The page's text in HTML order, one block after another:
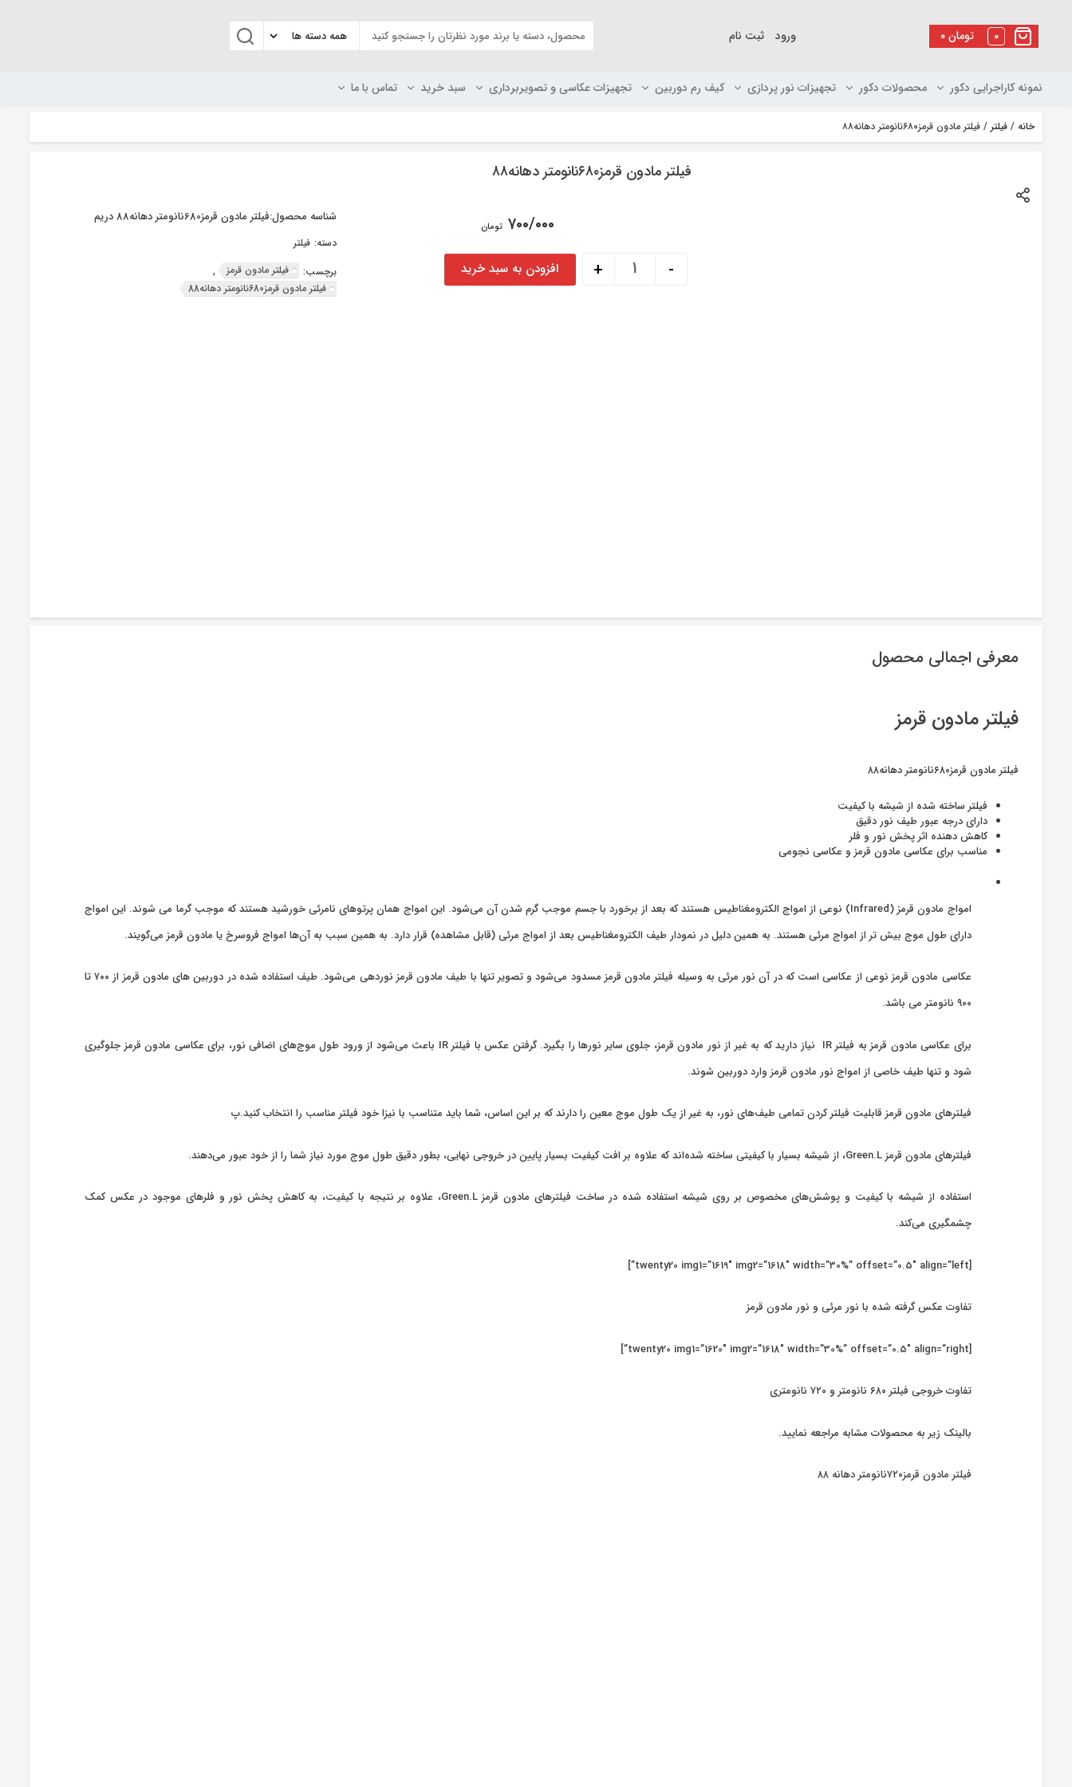
۰تومان 0 ورود ثبت نام
نمونه کاراجرایی دکور محصولات دکور تجهیزات نور پردازی کیف رم دوربین تجهیزات عکاسی و تصویربرداری سبد خرید تماس با ما
خانه / فیلتر / فیلتر مادون قرمز۶۸۰نانومتر دهانه۸۸
فیلتر مادون قرمز۶۸۰نانومتر دهانه۸۸
۷۰۰/۰۰۰ تومان
فیلتر مادون قرمز680نانومتر دهانه88 عدد
-
+ افزودن به سبد خرید
شناسه محصول:فیلتر مادون قرمز680نانومتر دهانه88 دریم
دسته: فیلتر
برچسب:
فیلتر مادون قرمز
,
فیلتر مادون قرمز680نانومتر دهانه88
معرفی اجمالی محصول
فیلتر مادون قرمز
فیلتر مادون قرمز۶۸۰نانومتر دهانه۸۸
فیلتر ساخته شده از شیشه با کیفیت
دارای درجه عبور طیف نور دقیق
کاهش دهنده اثر پخش نور و فلر
مناسب برای عکاسی مادون قرمز و عکاسی نجومی
امواج مادون قرمز (Infrared) نوعی از امواج الکترومغناطیس هستند که بعد از برخورد با جسم موجب گرم شدن آن می‌شود. این امواج همان پرتوهای نامرئی خورشید هستند که موجب گرما می شوند. این امواج
دارای طول موج بیش تر از امواج مرئی هستند. به همین دلیل در نمودار طیف الکترومغناطیس بعد از امواج مرئی (قابل مشاهده) قرار دارد. به همین سبب به آن‌ها امواج فروسرخ یا مادون قرمز می‌گویند.
عکاسی مادون قرمز نوعی از عکاسی است که در آن نور مرئی به وسیله فیلتر مادون قرمز مسدود می‌شود و تصویر تنها با طیف مادون قرمز نوردهی می‌شود. طیف استفاده شده در دوربین های مادون قرمز از ۷۰۰ تا
۹۰۰ نانومتر می باشد.
برای عکاسی مادون قرمز به فیلتر IR نیاز دارید که به غیر از نور مادون قرمز، جلوی سایر نورها را بگیرد. گرفتن عکس با فیلتر IR باعث می‌شود از ورود طول موج‌‌های اضافی نور، برای عکاسی مادون قرمز جلوگیری
شود و تنها طیف خاصی از امواج نور مادون قرمز وارد دوربین شوند.
فیلترهای مادون قرمز قابلیت فیلتر کردن تمامی طیف‌های نور، به غیر از یک طول موج معین را دارند که بر این اساس، شما باید متناسب با نیزا خود فیلتر مناسب را انتخاب کنید.پ
فیلترهای مادون قرمز Green.L، از شیشه بسیار با کیفیتی ساخته شده‌اند که علاوه بر افت کیفیت بسیار پایین در خروجی نهایی، بطور دقیق طول موج مورد نیاز شما را از خود عبور می‌دهند.
استفاده از شیشه با کیفیت و پوشش‌های مخصوص بر روی شیشه استفاده شده در ساخت فیلترهای مادون قرمز Green.L، علاوه بر نتیجه با کیفیت، به کاهش پخش نور و فلر‌های موجود در عکس کمک
چشمگیری می‌کند.
[twenty20 img1=”1619″ img2=”1618″ width=”30%” offset=”0.5″ align=”left”]
تفاوت عکس گرفته شده با نور مرئی و نور مادون قرمز
[twenty20 img1=”1620″ img2=”1618″ width=”30%” offset=”0.5″ align=”right”]
تفاوت خروجی فیلتر ۶۸۰ نانومتر و ۷۲۰ نانومتری
بالینک زیر به محصولات مشابه مراجعه نمایید.
فیلتر مادون قرمز۷۲۰نانومتر دهانه ۸۸